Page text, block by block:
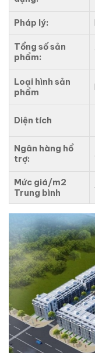
Pháp lý:
Tổng số sản
phẩm:
Loại hình sản
phẩm
Diện tích
Ngân hàng hổ
trợ:
Mức giá/m2
Trung bình